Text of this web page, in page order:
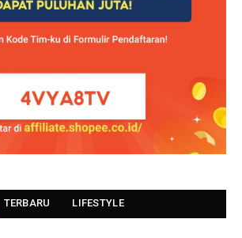
TERBARU LIFESTYLE